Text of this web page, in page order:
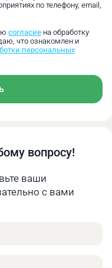
по телефону, email,
согласие на обработку
что ознакомлен и
персональных
вопросу!
ваши
с вами